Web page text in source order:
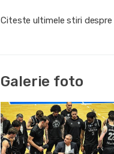
Citeste ultimele stiri despre
Galerie foto